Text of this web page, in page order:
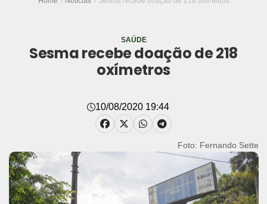
SAÚDE
Sesma recebe doação de 218
oxímetros
10/08/2020 19:44
Foto: Fernando Sette